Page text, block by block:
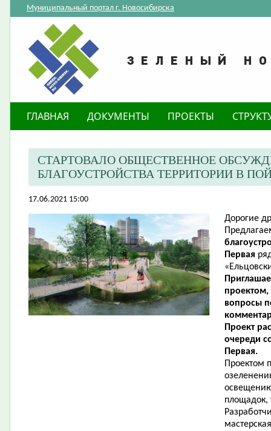
Муниципальный портал г. Новосибирска
ГЛАВНАЯ ДОКУМЕНТЫ ПРОЕКТЫ
СТАРТОВАЛО ОБЩЕСТВЕННОЕ
БЛАГОУСТРОЙСТВА ТЕРРИТОРИИ В
17.06.2021 15:00
Дорогие
Первая
проектом,
вопросы
Проект
очереди
Первая.
Проектом
площадок,